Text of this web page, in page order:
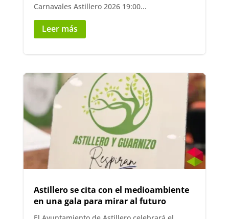
Carnavales Astillero 2026 19:00...
Leer más
Astillero se cita con el medioambiente
en una gala para mirar al futuro